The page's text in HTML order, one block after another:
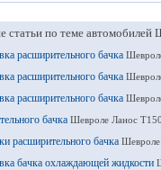
статьи по теме автомобилей
расширительного бачка
расширительного бачка
расширительного бачка
бачка Шевроле Ланос
расширительного бачка
бачка охлаждающей жидкости